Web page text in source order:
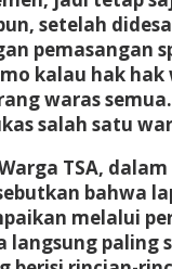
setelah
pemasangan
kalau hak hak
waras
salah satu
TSA, dalam
bahwa
melalui
langsung paling